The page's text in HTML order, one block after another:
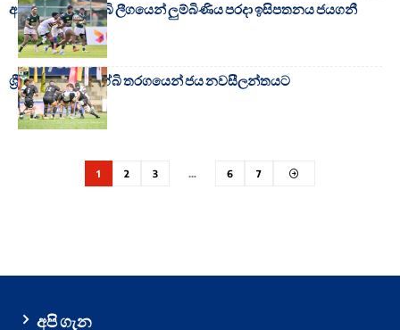
අන්තර් පාසල් රග්බි ලීගයෙන් ලුම්බිණිය පරදා ඉසිපතනය ජයගනී
ශ්‍රී ලංකාව සමග රග්බි තරගයෙන් ජය නවසීලන්තයට
1 2 3 … 6 7
අපි ගැන